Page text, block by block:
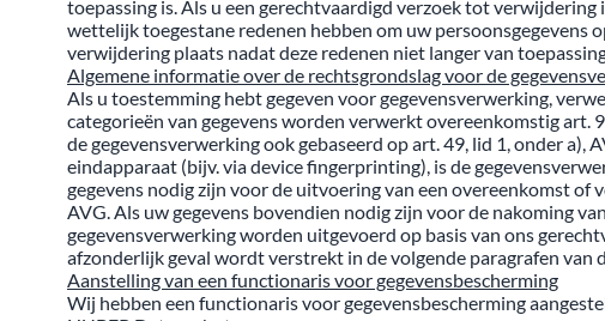
toepassing is. Als u een gerechtvaardigd verzoek tot
wettelijk toegestane redenen hebben om uw persoonsgegevens
verwijdering plaats nadat deze redenen niet langer van
Algemene informatie over de rechtsgrondslag voor de
Als u toestemming hebt gegeven voor gegevensverwerking,
categorieën van gegevens worden verwerkt overeenkomstig art.
de gegevensverwerking ook gebaseerd op art. 49, lid 1, onder
eindapparaat (bijv. via device fingerprinting), is de
gegevens nodig zijn voor de uitvoering van een overeenkomst of
AVG. Als uw gegevens bovendien nodig zijn voor de nakoming
gegevensverwerking worden uitgevoerd op basis van ons
afzonderlijk geval wordt verstrekt in de volgende paragrafen van
Aanstelling van een functionaris voor gegevensbescherming
Wij hebben een functionaris voor gegevensbescherming